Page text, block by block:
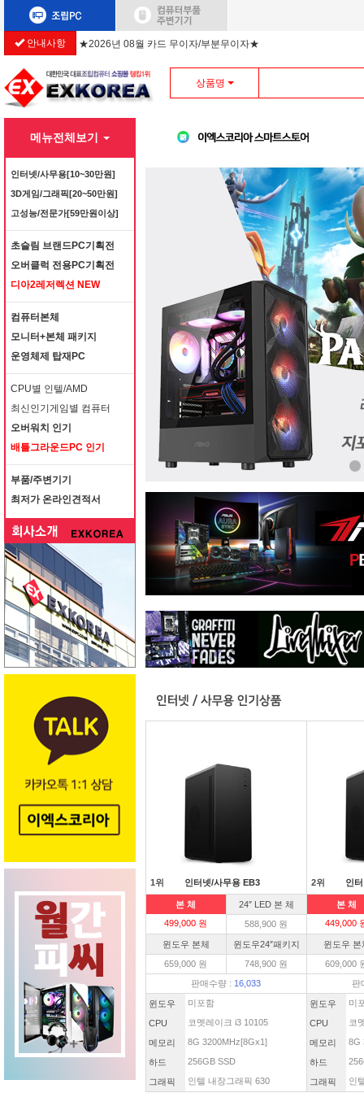
안내사항 ★2026년 08월 카드 무이자/부분무이자★
상품명
메뉴전체보기
인터넷/사무용[10~30만원]
3D게임/그래픽[20~50만원]
고성능/전문가[59만원이상]
초슬림 브랜드PC기획전
오버클럭 전용PC기획전
디아2레저렉션 NEW
컴퓨터본체
모니터+본체 패키지
운영체제 탑재PC
CPU별 인텔/AMD
최신인기게임별 컴퓨터
오버워치 인기
배틀그라운드PC 인기
부품/주변기기
최저가 온라인견적서
1위 인터넷/사무용 EB3
본 체
24″ LED 본 체
499,000 원
588,900 원
윈도우 본체
윈도우24″패키지
659,000 원
748,900 원
판매수량 : 16,033
윈도우 미포함
CPU 코멧레이크 i3 10105
메모리 8G 3200MHz[8Gx1]
하드 256GB SSD
그래픽 인텔 내장그래픽 630
2위 인
본 체
449,000
윈도우 본
609,000
판
윈도우 미
CPU 코
메모리 8G
하드
그래픽 인